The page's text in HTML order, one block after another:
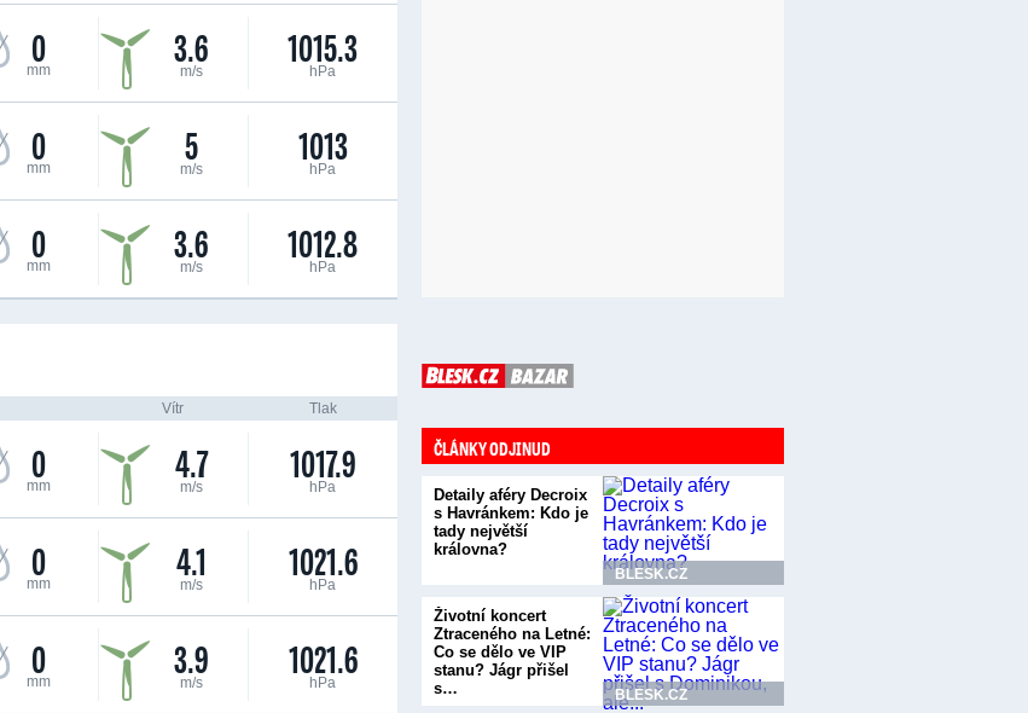
0
mm 3.6
m/s 1015.3
hPa
0
mm 5
m/s 1013
hPa
0
mm 3.6
m/s 1012.8
hPa
Vítr Tlak
0
mm 4.7
m/s 1017.9
hPa
0
mm 4.1
m/s 1021.6
hPa
0
mm 3.9
m/s 1021.6
hPa
ČLÁNKY ODJINUD
Detaily aféry Decroix
s Havránkem: Kdo je
tady největší
královna?
BLESK.CZ
Životní koncert
Ztraceného na Letné:
Co se dělo ve VIP
stanu? Jágr přišel
s…
BLESK.CZ